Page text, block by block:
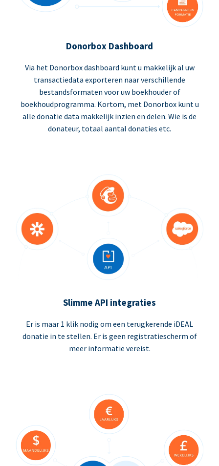
Donorbox Dashboard
Via het Donorbox dashboard kunt u makkelijk al uw
transactiedata exporteren naar verschillende
bestandsformaten voor uw boekhouder of
boekhoudprogramma. Kortom, met Donorbox kunt u
alle donatie data makkelijk inzien en delen. Wie is de
donateur, totaal aantal donaties etc.
Slimme API integraties
Er is maar 1 klik nodig om een terugkerende iDEAL
donatie in te stellen. Er is geen registratiescherm of
meer informatie vereist.